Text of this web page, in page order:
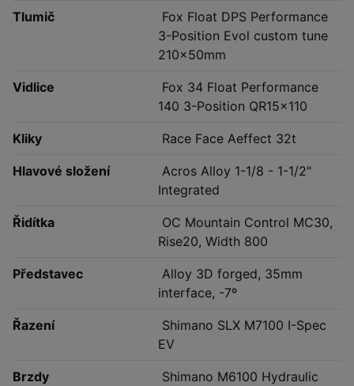
Tlumič
Fox Float DPS Performance
3-Position Evol custom tune
210x50mm
Vidlice
Fox 34 Float Performance
140 3-Position QR15x110
Kliky Race Face Aeffect 32t
Hlavové složení
Acros Alloy 1-1/8 - 1-1/2"
Integrated
Řidítka
OC Mountain Control MC30,
Rise20, Width 800
Představec
Alloy 3D forged, 35mm
interface, -7º
Řazení
Shimano SLX M7100 I-Spec
EV
Brzdy
Shimano M6100 Hydraulic